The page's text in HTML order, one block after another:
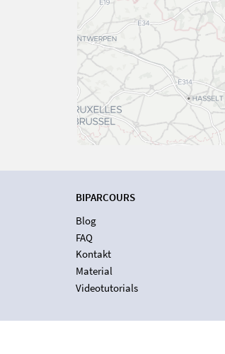
BIPARCOURS
Blog
FAQ
Kontakt
Material
Videotutorials